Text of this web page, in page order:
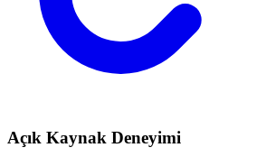
Açık Kaynak Deneyimi